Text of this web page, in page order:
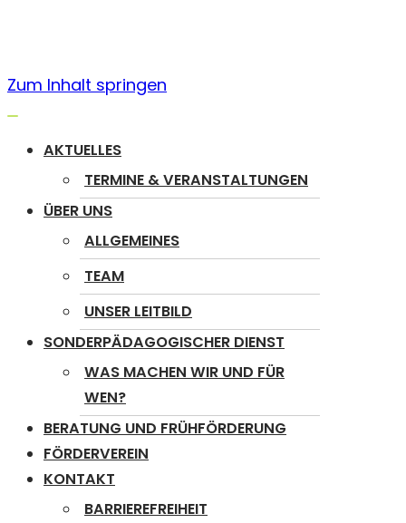
Zum Inhalt springen
umschalten
AKTUELLES
TERMINE & VERANSTALTUNGEN
ÜBER UNS
ALLGEMEINES
TEAM
UNSER LEITBILD
SONDERPÄDAGOGISCHER DIENST
WAS MACHEN WIR UND FÜR
WEN?
BERATUNG UND FRÜHFÖRDERUNG
FÖRDERVEREIN
KONTAKT
BARRIEREFREIHEIT